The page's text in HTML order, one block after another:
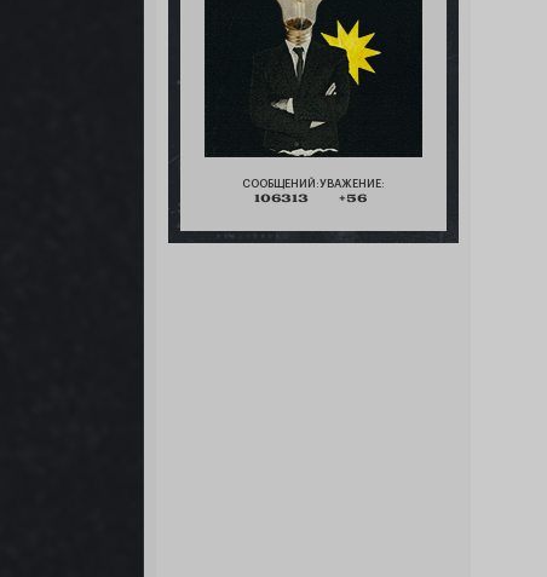
СООБЩЕНИЙ:
106313
УВАЖЕНИЕ:
+56